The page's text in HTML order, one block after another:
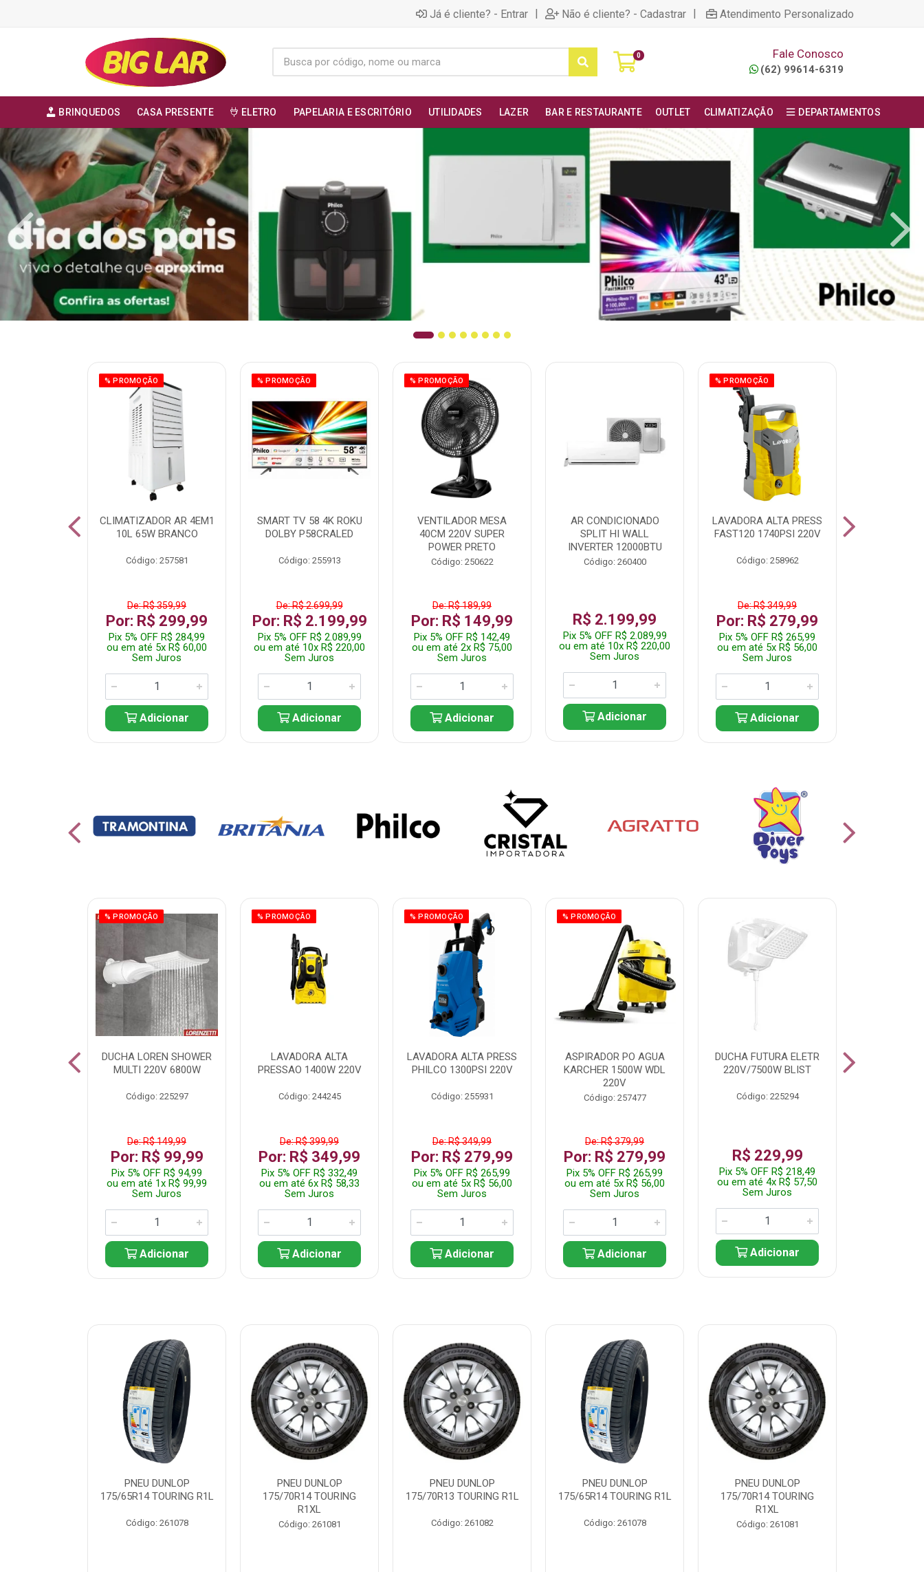
Já é cliente? - Entrar | Não é cliente? - Cadastrar | Atendimento Personalizado
0 Fale Conosco
(62) 99614-6319
BRINQUEDOS CASA PRESENTE ELETRO PAPELARIA E ESCRITÓRIO UTILIDADES LAZER BAR E RESTAURANTE OUTLET CLIMATIZAÇÃO DEPARTAMENTOS
% PROMOÇÃO
CLIMATIZADOR AR 4EM1
10L 65W BRANCO
Código: 257581
De: R$ 359,99
Por: R$ 299,99
Pix 5% OFF R$ 284,99
ou em até 5x R$ 60,00
Sem Juros
Adicionar
% PROMOÇÃO
SMART TV 58 4K ROKU
DOLBY P58CRALED
Código: 255913
De: R$ 2.699,99
Por: R$ 2.199,99
Pix 5% OFF R$ 2.089,99
ou em até 10x R$ 220,00
Sem Juros
Adicionar
% PROMOÇÃO
VENTILADOR MESA
40CM 220V SUPER
POWER PRETO
Código: 250622
De: R$ 189,99
Por: R$ 149,99
Pix 5% OFF R$ 142,49
ou em até 2x R$ 75,00
Sem Juros
Adicionar
AR CONDICIONADO
SPLIT HI WALL
INVERTER 12000BTU
Código: 260400
R$ 2.199,99
Pix 5% OFF R$ 2.089,99
ou em até 10x R$ 220,00
Sem Juros
Adicionar
% PROMOÇÃO
LAVADORA ALTA PRESS
FAST120 1740PSI 220V
Código: 258962
De: R$ 349,99
Por: R$ 279,99
Pix 5% OFF R$ 265,99
ou em até 5x R$ 56,00
Sem Juros
Adicionar
% PROMOÇÃO
DUCHA LOREN SHOWER
MULTI 220V 6800W
Código: 225297
De: R$ 149,99
Por: R$ 99,99
Pix 5% OFF R$ 94,99
ou em até 1x R$ 99,99
Sem Juros
Adicionar
% PROMOÇÃO
LAVADORA ALTA
PRESSAO 1400W 220V
Código: 244245
De: R$ 399,99
Por: R$ 349,99
Pix 5% OFF R$ 332,49
ou em até 6x R$ 58,33
Sem Juros
Adicionar
% PROMOÇÃO
LAVADORA ALTA PRESS
PHILCO 1300PSI 220V
Código: 255931
De: R$ 349,99
Por: R$ 279,99
Pix 5% OFF R$ 265,99
ou em até 5x R$ 56,00
Sem Juros
Adicionar
% PROMOÇÃO
ASPIRADOR PO AGUA
KARCHER 1500W WDL
220V
Código: 257477
De: R$ 379,99
Por: R$ 279,99
Pix 5% OFF R$ 265,99
ou em até 5x R$ 56,00
Sem Juros
Adicionar
DUCHA FUTURA ELETR
220V/7500W BLIST
Código: 225294
R$ 229,99
Pix 5% OFF R$ 218,49
ou em até 4x R$ 57,50
Sem Juros
Adicionar
PNEU DUNLOP
175/65R14 TOURING R1L
Código: 261078
PNEU DUNLOP
175/70R14 TOURING
R1XL
Código: 261081
PNEU DUNLOP
175/70R13 TOURING R1L
Código: 261082
PNEU DUNLOP
175/65R14 TOURING R1L
Código: 261078
PNEU DUNLOP
175/70R14 TOURING
R1XL
Código: 261081